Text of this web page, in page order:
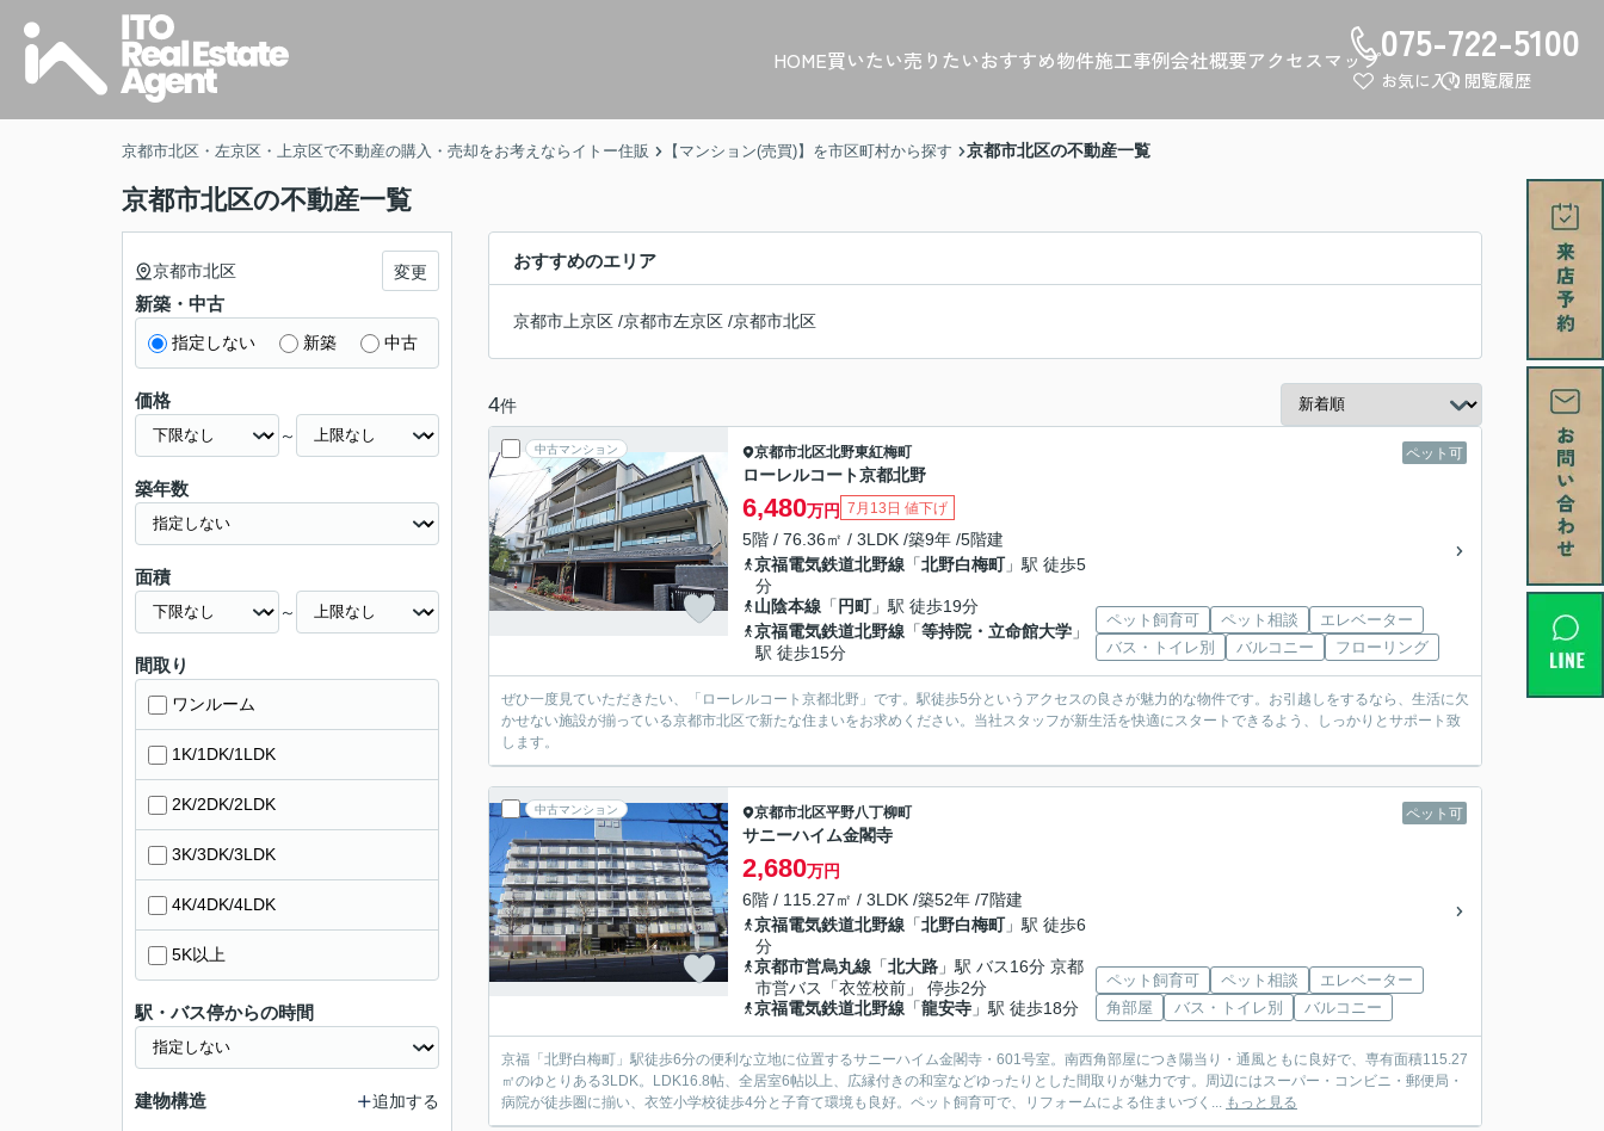
HOME買いたい売りたいおすすめ物件施工事例会社概要アクセスマップ075-722-5100
お気に入り 閲覧履歴
京都市北区・左京区・上京区で不動産の購入・売却をお考えならイトー住販 【マンション(売買)】を市区町村から探す 京都市北区の不動産一覧
京都市北区の不動産一覧
おすすめのエリア
京都市上京区 /京都市左京区 /京都市北区
4件
中古マンション ペット可
京都市北区北野東紅梅町
ローレルコート京都北野
6,480万円 7月13日 値下げ
5階 / 76.36㎡ / 3LDK /築9年 /5階建
京福電気鉄道北野線 「北野白梅町」駅 徒歩5
分
山陰本線 「 円町」駅 徒歩19分
京福電気鉄道北野線 「等持院・立命館大学 」
駅 徒歩15分
ペット飼育可 ペット相談
エレベーター
バス・トイレ別
バルコニー フローリング
ぜひ一度見ていただきたい、「ローレルコート京都北野」です。駅徒歩5分というアクセスの良さが魅力的な物件です。お引越しをするなら、生活に欠
かせない施設が揃っている京都市北区で新たな住まいをお求めください。当社スタッフが新生活を快適にスタートできるよう、しっかりとサポート致
します。
中古マンション ペット可
京都市北区平野八丁柳町
サニーハイム金閣寺
2,680万円
6階 / 115.27㎡ / 3LDK /築52年 /7階建
京福電気鉄道北野線 「北野白梅町」駅 徒歩6
分
京都市営烏丸線 「北大路 」駅 バス16分 京都
市営バス「衣笠校前」 停歩2分
京福電気鉄道北野線 「龍安寺 」駅 徒歩18分
ペット飼育可 ペット相談
エレベーター
角部屋
バス・トイレ別 バルコニー
京福「北野白梅町」駅徒歩6分の便利な立地に位置するサニーハイム金閣寺・601号室。南西角部屋につき陽当り・通風ともに良好で、専有面積115.27
㎡のゆとりある3LDK。LDK16.8帖、全居室6帖以上、広縁付きの和室などゆったりとした間取りが魅力です。周辺にはスーパー・コンビニ・郵便局・
病院が徒歩圏に揃い、衣笠小学校徒歩4分と子育て環境も良好。ペット飼育可で、リフォームによる住まいづく... もっと見る
京都市北区 変更
新築・中古
指定しない 新築 中古
価格
～
築年数
面積
～
間取り
ワンルーム
1K/1DK/1LDK
2K/2DK/2LDK
3K/3DK/3LDK
4K/4DK/4LDK
5K以上
駅・バス停からの時間
建物構造 追加する